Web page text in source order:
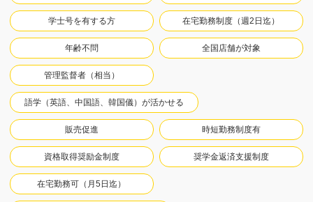
学士号を有する方 在宅勤務制度（週2日迄）
年齢不問 全国店舗が対象
管理監督者（相当）
語学（英語、中国語、韓国儀）が活かせる
販売促進 時短勤務制度有
資格取得奨励金制度 奨学金返済支援制度
在宅勤務可（月5日迄）